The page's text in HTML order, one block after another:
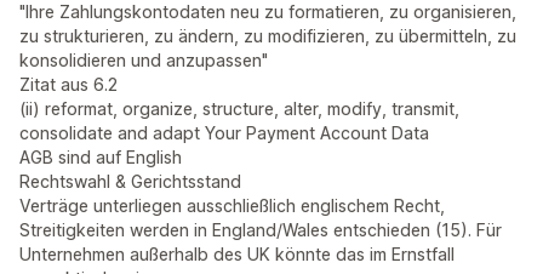
"Ihre Zahlungskontodaten neu zu formatieren, zu organisieren,
zu strukturieren, zu ändern, zu modifizieren, zu übermitteln, zu
konsolidieren und anzupassen"
Zitat aus 6.2
(ii) reformat, organize, structure, alter, modify, transmit,
consolidate and adapt Your Payment Account Data
AGB sind auf English
Rechtswahl & Gerichtsstand
Verträge unterliegen ausschließlich englischem Recht,
Streitigkeiten werden in England/Wales entschieden (15). Für
Unternehmen außerhalb des UK könnte das im Ernstfall